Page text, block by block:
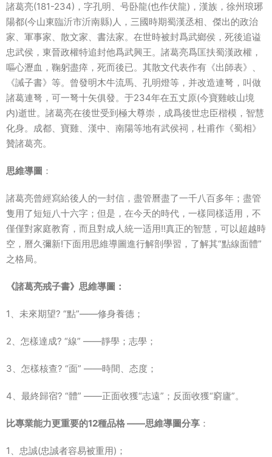
諸葛亮(181-234)，字孔明、号卧龍(也作伏龍)，漢族，徐州琅琊
陽都(今山東臨沂市沂南縣)人，三國時期蜀漢丞相、傑出的政治
家、軍事家、散文家、書法家。在世時被封爲武鄉侯，死後追谥
忠武侯，東晉政權特追封他爲武興王。諸葛亮爲匡扶蜀漢政權，
嘔心瀝血，鞠躬盡瘁，死而後已。其散文代表作有《出師表》、
《誡子書》等。曾發明木牛流馬、孔明燈等，并改造連弩，叫做
諸葛連弩，可一弩十矢俱發。于234年在五丈原(今寶雞岐山境
内)逝世。諸葛亮在後世受到極大尊崇，成爲後世忠臣楷模，智慧
化身。成都、寶雞、漢中、南陽等地有武侯祠，杜甫作《蜀相》
贊諸葛亮。
思維導圖 ：
諸葛亮曾經寫給後人的一封信，盡管曆盡了一千八百多年；盡管
隻用了短短八十六字；但是，在今天的時代，一樣同樣适用，不
僅僅對家庭教育，而且對成人統一适用!!真正的智慧，可以超越時
空，曆久彌新!下面用思維導圖進行解剖學習，了解其“點線面體”
之格局。
《諸葛亮戒子書》思維導圖：
1、未來期望? “點”——修身養德；
2、怎樣達成? “線” ——靜學；志學；
3、怎樣核查? “面” ——時間、态度；
4、最終歸宿? “體” ——正面收獲“志遠”；反面收獲“窮廬”。
比專業能力更重要的12種品格 ——思維導圖分享 ：
1、忠誠(忠誠者容易被重用)；